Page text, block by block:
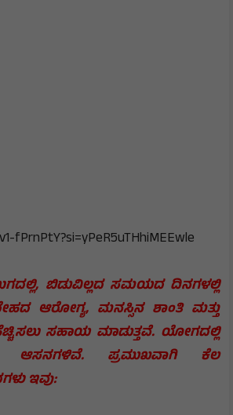
fPrnPtY?si=yPeR5uTHhiMEEwle
ಯುಗದಲ್ಲಿ, ಬಿಡುವಿಲ್ಲದ ಸಮಯದ ದಿನಗಳಲ್ಲಿ
ಆರೋಗ್ಯ, ಮನಸ್ಸಿನ ಶಾಂತಿ ಮತ್ತು
ಸಹಾಯ ಮಾಡುತ್ತವೆ. ಯೋಗದಲ್ಲಿ
ಪ್ರಮುಖವಾಗಿ ಕೆಲ
ಇವು: